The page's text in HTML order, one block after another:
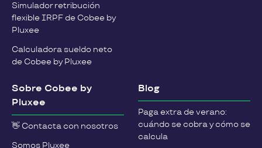
Simulador retribución
flexible IRPF de Cobee by
Pluxee
Calculadora sueldo neto
de Cobee by Pluxee
Sobre Cobee by
Pluxee
👋 Contacta con nosotros
Somos Pluxee
Blog
Paga extra de verano:
cuándo se cobra y cómo se
calcula